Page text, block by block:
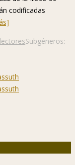
codificadas
Subgéneros: